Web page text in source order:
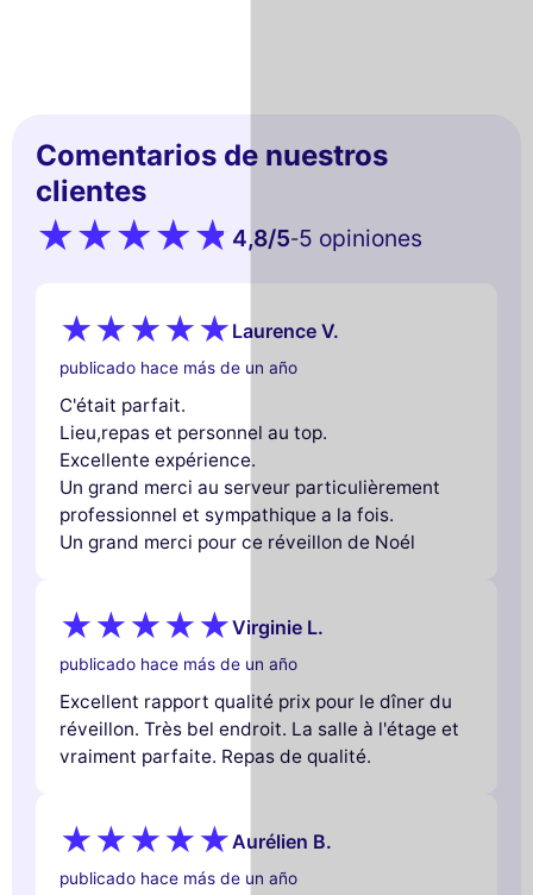
Comentarios de nuestros
clientes
4,8/5-5 opiniones
Laurence V.
publicado hace más de un año
C'était parfait.
Lieu,repas et personnel au top.
Excellente expérience.
Un grand merci au serveur particulièrement
professionnel et sympathique a la fois.
Un grand merci pour ce réveillon de Noél
Virginie L.
publicado hace más de un año
Excellent rapport qualité prix pour le dîner du
réveillon. Très bel endroit. La salle à l'étage et
vraiment parfaite. Repas de qualité.
Aurélien B.
publicado hace más de un año